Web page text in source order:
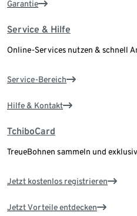
Garantie
Service & Hilfe
Online-Services nutzen & schnell
Service-Bereich
Hilfe & Kontakt
TchiboCard
TreueBohnen sammeln und
Jetzt kostenlos registrieren
Jetzt Vorteile entdecken